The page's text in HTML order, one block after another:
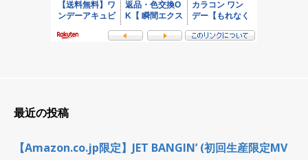
最近の投稿
【Amazon.co.jp限定】JET BANGIN’ (初回生産限定MV